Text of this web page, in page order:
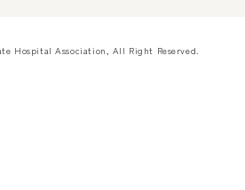
Hospital Association, All Right Reserved.